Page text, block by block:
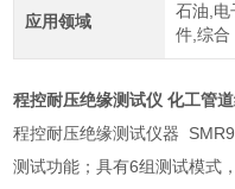
应用领域
石油,电
件,综合
程控耐压绝缘测试仪 化工管
程控耐压绝缘测试仪器
测试功能；具有6组测试模式